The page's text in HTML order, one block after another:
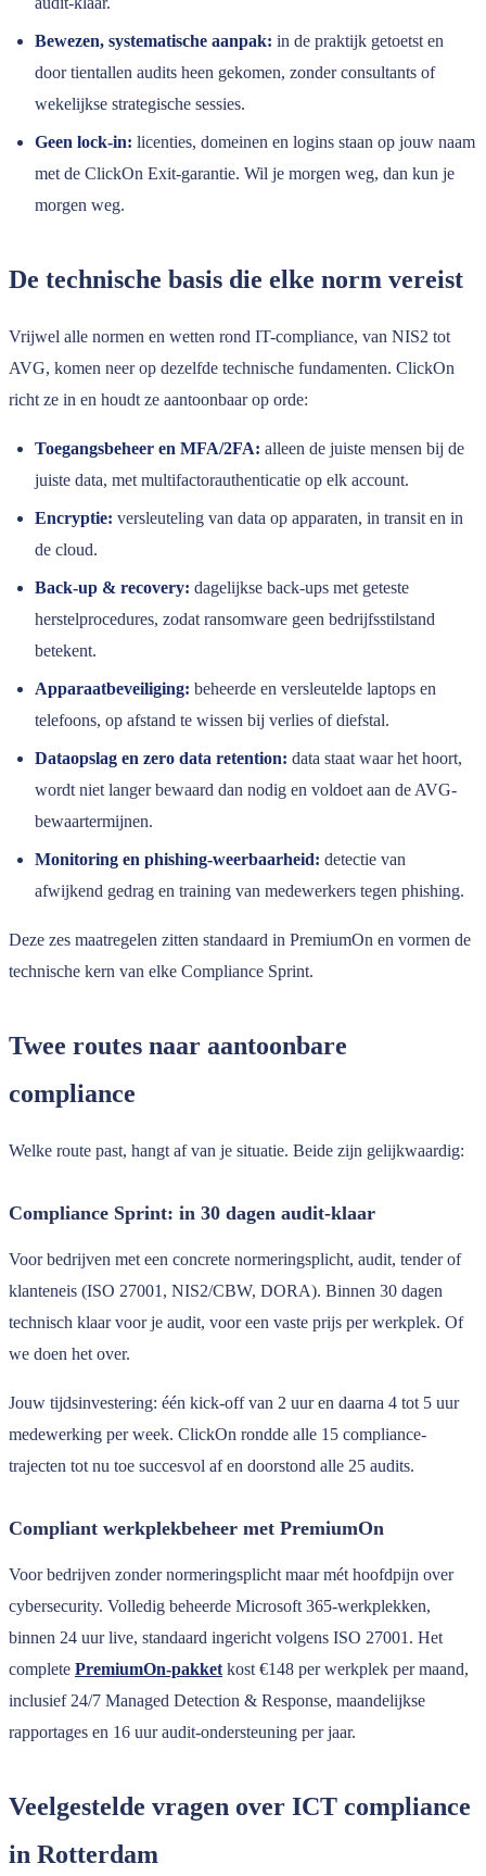
Bewezen, systematische aanpak: in de praktijk getoetst en
door tientallen audits heen gekomen, zonder consultants of
wekelijkse strategische sessies.
Geen lock-in: licenties, domeinen en logins staan op jouw naam
met de ClickOn Exit-garantie. Wil je morgen weg, dan kun je
morgen weg.
De technische basis die elke norm vereist
Vrijwel alle normen en wetten rond IT-compliance, van NIS2 tot
AVG, komen neer op dezelfde technische fundamenten. ClickOn
richt ze in en houdt ze aantoonbaar op orde:
Toegangsbeheer en MFA/2FA: alleen de juiste mensen bij de
juiste data, met multifactorauthenticatie op elk account.
Encryptie: versleuteling van data op apparaten, in transit en in
de cloud.
Back-up & recovery: dagelijkse back-ups met geteste
herstelprocedures, zodat ransomware geen bedrijfsstilstand
betekent.
Apparaatbeveiliging: beheerde en versleutelde laptops en
telefoons, op afstand te wissen bij verlies of diefstal.
Dataopslag en zero data retention: data staat waar het hoort,
wordt niet langer bewaard dan nodig en voldoet aan de AVG-
bewaartermijnen.
Monitoring en phishing-weerbaarheid: detectie van
afwijkend gedrag en training van medewerkers tegen phishing.
Deze zes maatregelen zitten standaard in PremiumOn en vormen de
technische kern van elke Compliance Sprint.
Twee routes naar aantoonbare
compliance
Welke route past, hangt af van je situatie. Beide zijn gelijkwaardig:
Compliance Sprint: in 30 dagen audit-klaar
Voor bedrijven met een concrete normeringsplicht, audit, tender of
klanteneis (ISO 27001, NIS2/CBW, DORA). Binnen 30 dagen
technisch klaar voor je audit, voor een vaste prijs per werkplek. Of
we doen het over.
Jouw tijdsinvestering: één kick-off van 2 uur en daarna 4 tot 5 uur
medewerking per week. ClickOn rondde alle 15 compliance-
trajecten tot nu toe succesvol af en doorstond alle 25 audits.
Compliant werkplekbeheer met PremiumOn
Voor bedrijven zonder normeringsplicht maar mét hoofdpijn over
cybersecurity. Volledig beheerde Microsoft 365-werkplekken,
binnen 24 uur live, standaard ingericht volgens ISO 27001. Het
complete PremiumOn-pakketkost €148 per werkplek per maand,
inclusief 24/7 Managed Detection & Response, maandelijkse
rapportages en 16 uur audit-ondersteuning per jaar.
Veelgestelde vragen over ICT compliance
in Rotterdam